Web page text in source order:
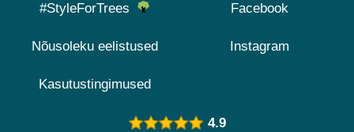
#StyleForTrees
Nõusoleku eelistused
Kasutustingimused
Facebook
Instagram
4.9